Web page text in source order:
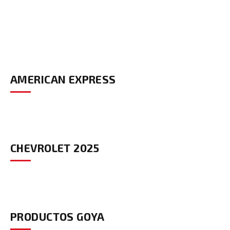
AMERICAN EXPRESS
CHEVROLET 2025
PRODUCTOS GOYA